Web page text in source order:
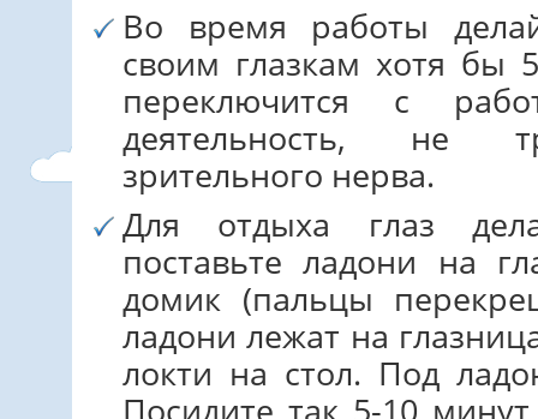
Во время работы
своим глазкам хотя бы
переключится с
деятельность, не
зрительного нерва.
Для отдыха глаз
поставьте ладони на
домик (пальцы
ладони лежат на
локти на стол. Под
Посидите так 5-10